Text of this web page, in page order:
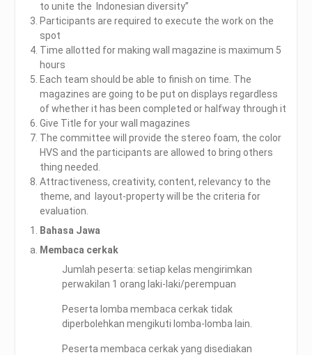
to unite the Indonesian diversity”
Participants are required to execute the work on the
spot
Time allotted for making wall magazine is maximum 5
hours
Each team should be able to finish on time. The
magazines are going to be put on displays regardless
of whether it has been completed or halfway through it
Give Title for your wall magazines
The committee will provide the stereo foam, the color
HVS and the participants are allowed to bring others
thing needed.
Attractiveness, creativity, content, relevancy to the
theme, and layout-property will be the criteria for
evaluation.
Bahasa Jawa
Membaca cerkak
Jumlah peserta: setiap kelas mengirimkan
perwakilan 1 orang laki-laki/perempuan
Peserta lomba membaca cerkak tidak
diperbolehkan mengikuti lomba-lomba lain.
Peserta membaca cerkak yang disediakan